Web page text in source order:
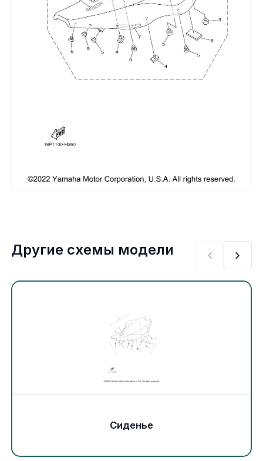
Топливная система
Тормозная система
Другое
Движители (гребные винты)
Якорное оборудование
Другие схемы модели
Сиденье